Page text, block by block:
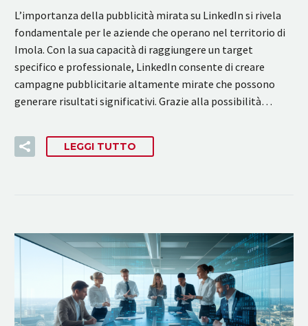
L’importanza della pubblicità mirata su LinkedIn si rivela
fondamentale per le aziende che operano nel territorio di
Imola. Con la sua capacità di raggiungere un target
specifico e professionale, LinkedIn consente di creare
campagne pubblicitarie altamente mirate che possono
generare risultati significativi. Grazie alla possibilità…
LEGGI TUTTO